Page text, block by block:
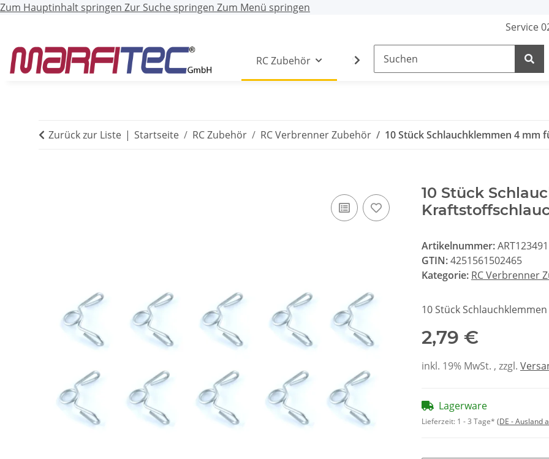
Zum Hauptinhalt springen Zur Suche springen Zum Menü springen
Service
RC Zubehör Stecker / Buchsen Lade- /
Zurück zur Liste Startseite RC Zubehör RC Verbrenner Zubehör 10 Stück Schlauchklemmen 4
10 Stück
Artikelnummer:ART123491
GTIN:4251561502465
Kategorie: RC Verbrenner
10 Stück
2,79 €
inkl. 19% MwSt. , zzgl.
Lagerware
Lieferzeit: 1 - 3 Tage* (DE - Ausland